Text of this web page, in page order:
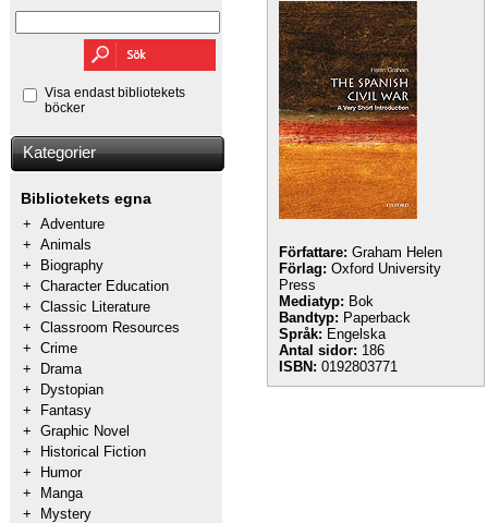
Visa endast bibliotekets
böcker
Kategorier
Bibliotekets egna
+ Adventure
+ Animals
+
Biography
+ Character Education
+ Classic Literature
+ Classroom Resources
+ Crime
+
Drama
+
Dystopian
+
Fantasy
+ Graphic Novel
+
Historical Fiction
+
Humor
+
Manga
+
Mystery
Författare: Graham Helen
Förlag: Oxford University
Press
Mediatyp: Bok
Bandtyp: Paperback
Språk: Engelska
Antal sidor: 186
ISBN: 0192803771